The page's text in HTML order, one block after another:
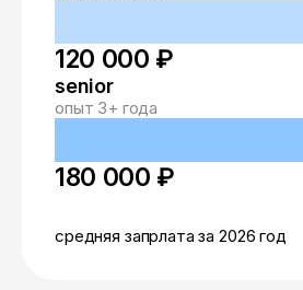
120 000 ₽
senior
опыт 3+ года
180 000 ₽
средняя запрлата за 2026 год